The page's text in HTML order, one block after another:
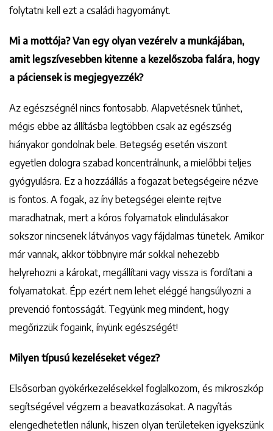
folytatni kell ezt a családi hagyományt.
Mi a mottója? Van egy olyan vezérelv a munkájában,
amit legszívesebben kitenne a kezelőszoba falára, hogy
a páciensek is megjegyezzék?
Az egészségnél nincs fontosabb. Alapvetésnek tűnhet,
mégis ebbe az állításba legtöbben csak az egészség
hiányakor gondolnak bele. Betegség esetén viszont
egyetlen dologra szabad koncentrálnunk, a mielőbbi teljes
gyógyulásra. Ez a hozzáállás a fogazat betegségeire nézve
is fontos. A fogak, az íny betegségei eleinte rejtve
maradhatnak, mert a kóros folyamatok elindulásakor
sokszor nincsenek látványos vagy fájdalmas tünetek. Amikor
már vannak, akkor többnyire már sokkal nehezebb
helyrehozni a károkat, megállítani vagy vissza is fordítani a
folyamatokat. Épp ezért nem lehet eléggé hangsúlyozni a
prevenció fontosságát. Tegyünk meg mindent, hogy
megőrizzük fogaink, ínyünk egészségét!
Milyen típusú kezeléseket végez?
Elsősorban gyökérkezelésekkel foglalkozom, és mikroszkóp
segítségével végzem a beavatkozásokat. A nagyítás
elengedhetetlen nálunk, hiszen olyan területeken igyekszünk